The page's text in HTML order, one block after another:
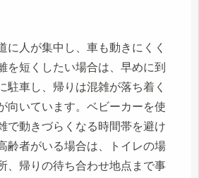
に人が集中し、車も動きにくく
を短くしたい場合は、早めに到
駐車し、帰りは混雑が落ち着く
向いています。ベビーカーを使
で動きづらくなる時間帯を避け
齢者がいる場合は、トイレの場
、帰りの待ち合わせ地点まで事